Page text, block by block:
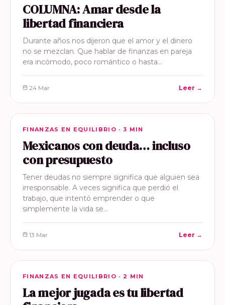
COLUMNA: Amar desde la
libertad financiera
Durante años nos dijeron que el amor y el dinero
no se mezclan. Que hablar de finanzas en pareja
era incómodo, poco romántico o hasta…
24 Mar Leer →
FINANZAS EN EQUILIBRIO
FINANZAS EN EQUILIBRIO · 3 MIN
Mexicanos con deuda… incluso
con presupuesto
Tener deudas no siempre significa que alguien sea
irresponsable. A veces significa que perdió el
trabajo, que intentó emprender o que
simplemente la vida se…
13 Mar Leer →
FINANZAS EN EQUILIBRIO
FINANZAS EN EQUILIBRIO · 2 MIN
La mejor jugada es tu libertad